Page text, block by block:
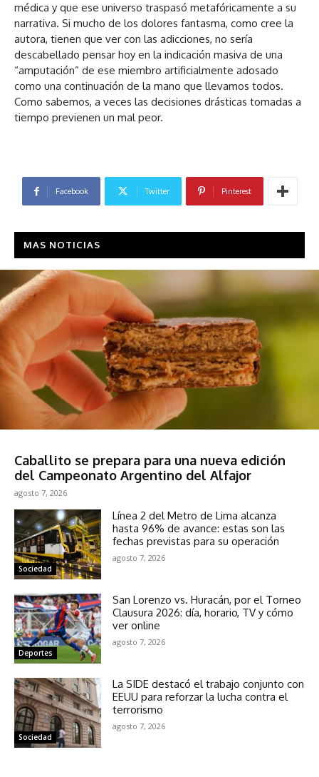
médica y que ese universo traspasó metafóricamente a su
narrativa. Si mucho de los dolores fantasma, como cree la
autora, tienen que ver con las adicciones, no sería
descabellado pensar hoy en la indicación masiva de una
“amputación” de ese miembro artificialmente adosado
como una continuación de la mano que llevamos todos.
Como sabemos, a veces las decisiones drásticas tomadas a
tiempo previenen un mal peor.
Facebook Twitter Pinterest
MAS NOTICIAS
Caballito se prepara para una nueva edición
del Campeonato Argentino del Alfajor
agosto 7, 2026
Sociedad
Línea 2 del Metro de Lima alcanza
hasta 96% de avance: estas son las
fechas previstas para su operación
agosto 7, 2026
Deportes
San Lorenzo vs. Huracán, por el Torneo
Clausura 2026: día, horario, TV y cómo
ver online
agosto 7, 2026
Sociedad
La SIDE destacó el trabajo conjunto con
EEUU para reforzar la lucha contra el
terrorismo
agosto 7, 2026